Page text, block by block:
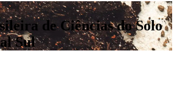
de Ciências do Solo
Sul